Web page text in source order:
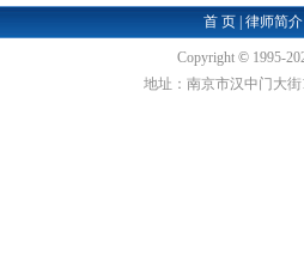
首 页 |律师简介
Copyright © 1995-
地址：南京市汉中门大街